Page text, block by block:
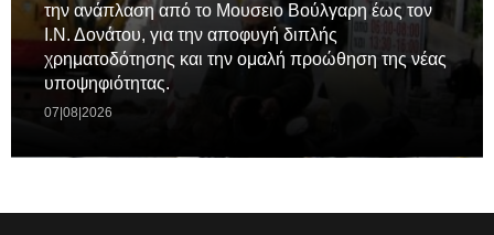
την ανάπλαση από το Μουσειο Βούλγαρη έως τον
Ι.Ν. Δονάτου, για την αποφυγή διπλής
χρηματοδότησης και την ομαλή προώθηση της νέας
υποψηφιότητας.
07|08|2026